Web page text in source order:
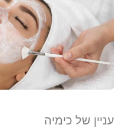
עניין של כימיה